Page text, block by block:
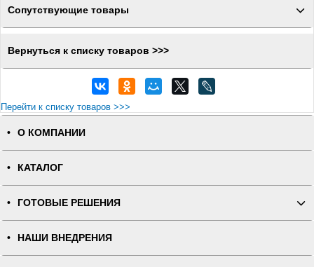
Сопутствующие товары
Вернуться к списку товаров >>>
Перейти к списку товаров >>>
О КОМПАНИИ
КАТАЛОГ
ГОТОВЫЕ РЕШЕНИЯ
НАШИ ВНЕДРЕНИЯ